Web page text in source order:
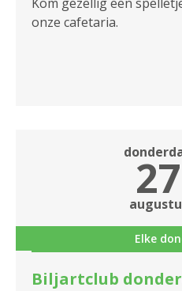
onze cafetaria.
27
Elke
Biljartclub